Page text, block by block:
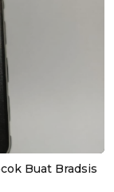
Buat Bradsis